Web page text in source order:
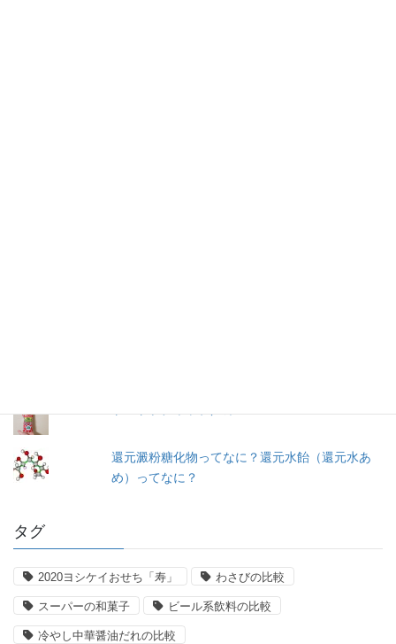
還元澱粉糖化物ってなに？還元水飴（還元水あ
め）ってなに？
タグ
2020ヨシケイおせち「寿」 わさびの比較
スーパーの和菓子 ビール系飲料の比較
冷やし中華醤油だれの比較